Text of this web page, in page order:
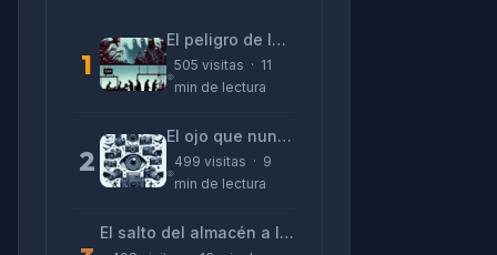
1
El peligro de las «alucinaciones» y el CV prefabricado
505 visitas · 11
min de lectura
2
El ojo que nunca parpadea: lo que nos cuentan las cámaras de Lizeth Marzano
499 visitas · 9
min de lectura
El salto del almacén a la terminal: La realidad de reinventarse en tecnología